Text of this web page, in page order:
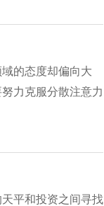
的态度却偏向大
力克服分散注意力
平和投资之间寻找